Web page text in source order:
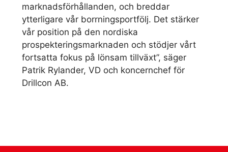
marknadsförhållanden, och breddar
ytterligare vår borrningsportfölj. Det stärker
vår position på den nordiska
prospekteringsmarknaden och stödjer vårt
fortsatta fokus på lönsam tillväxt”, säger
Patrik Rylander, VD och koncernchef för
Drillcon AB.